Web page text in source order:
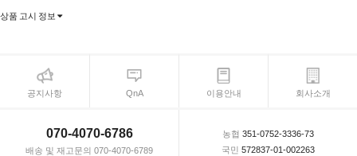
상품 고시 정보
공지사항 QnA 이용안내 회사소개
070-4070-6786
배송 및 재고문의 070-4070-6789
농협 351-0752-3336-73
국민 572837-01-002263